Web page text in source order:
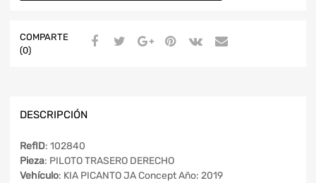
COMPARTE
(0)
DESCRIPCIÓN
RefID: 102840
Pieza: PILOTO TRASERO DERECHO
Vehículo: KIA PICANTO JA Concept Año: 2019